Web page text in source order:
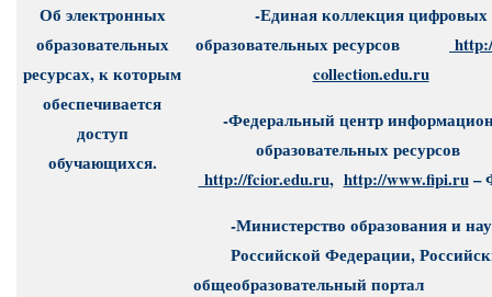
Об электронных
образовательных
ресурсах, к которым
обеспечивается
доступ
обучающихся.
-Единая коллекция цифровых
образовательных ресурсов
collection.edu.ru
-Федеральный центр
образовательных ресурсов
http://fcior.edu.ru, http://www.fipi.ru–
-Министерство образования и
Российской Федерации,
общеобразовательный